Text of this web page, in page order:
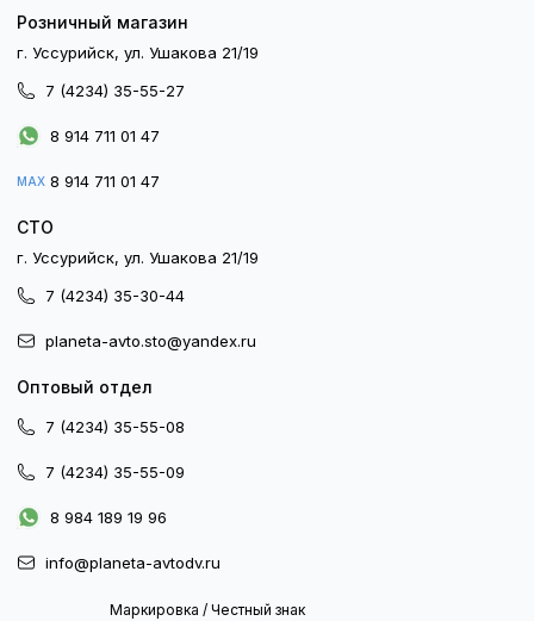
Розничный магазин
г. Уссурийск, ул. Ушакова 21/19
7 (4234) 35-55-27
8 914 711 01 47
MAX 8 914 711 01 47
СТО
г. Уссурийск, ул. Ушакова 21/19
7 (4234) 35-30-44
planeta-avto.sto@yandex.ru
Оптовый отдел
7 (4234) 35-55-08
7 (4234) 35-55-09
8 984 189 19 96
info@planeta-avtodv.ru
Маркировка / Честный знак